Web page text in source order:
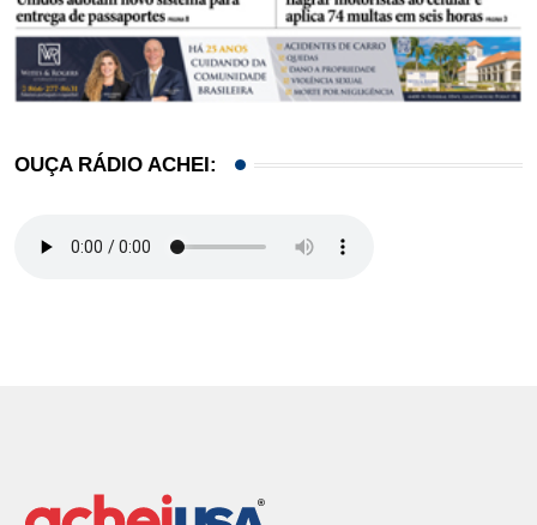
OUÇA RÁDIO ACHEI: